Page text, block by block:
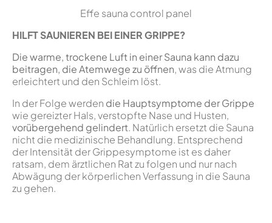
Effe sauna control panel
HILFT SAUNIEREN BEI EINER GRIPPE?
Die warme, trockene Luft in einer Sauna kann dazu
beitragen, die Atemwege zu öffnen, was die Atmung
erleichtert und den Schleim löst.
In der Folge werden die Hauptsymptome der Grippe
wie gereizter Hals, verstopfte Nase und Husten,
vorübergehend gelindert. Natürlich ersetzt die Sauna
nicht die medizinische Behandlung. Entsprechend
der Intensität der Grippesymptome ist es daher
ratsam, dem ärztlichen Rat zu folgen und nur nach
Abwägung der körperlichen Verfassung in die Sauna
zu gehen.